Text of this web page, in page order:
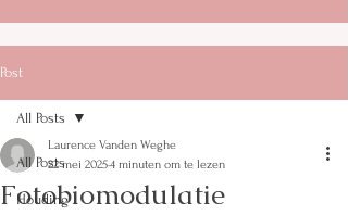
Post
All Posts
Houding
All Posts
Fotobiomodulatie
Laurence Vanden Weghe
22 mei 20254 minuten om te lezen